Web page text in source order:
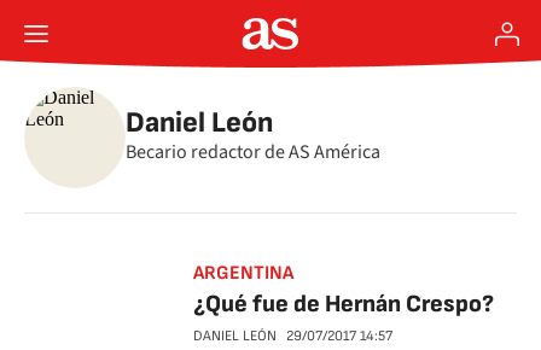
Daniel León
Becario redactor de AS América
ARGENTINA
¿Qué fue de Hernán Crespo?
DANIEL LEÓN 29/07/2017 14:57